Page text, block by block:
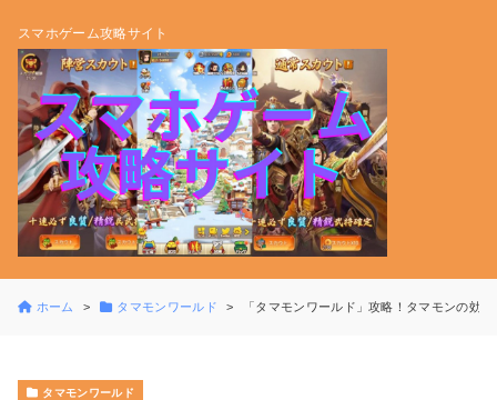
スマホゲーム攻略サイト
ホーム タマモンワールド 「タマモンワールド」攻略！タマモンの効
タマモンワールド